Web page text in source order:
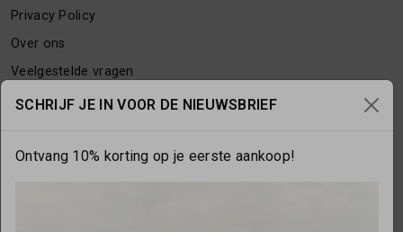
Privacy Policy
Over ons
Veelgestelde vragen
Contact
OPENINGSTIJDEN
SCHRIJF JE IN VOOR DE NIEUWSBRIEF
Ontvang 10% korting op je eerste aankoop!